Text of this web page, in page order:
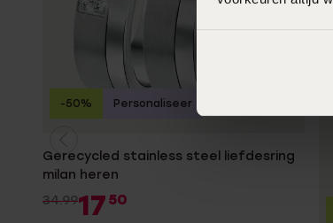
Gerecycled stainless steel liefdesring
milan heren
34.9917 50
-50% Personaliseer